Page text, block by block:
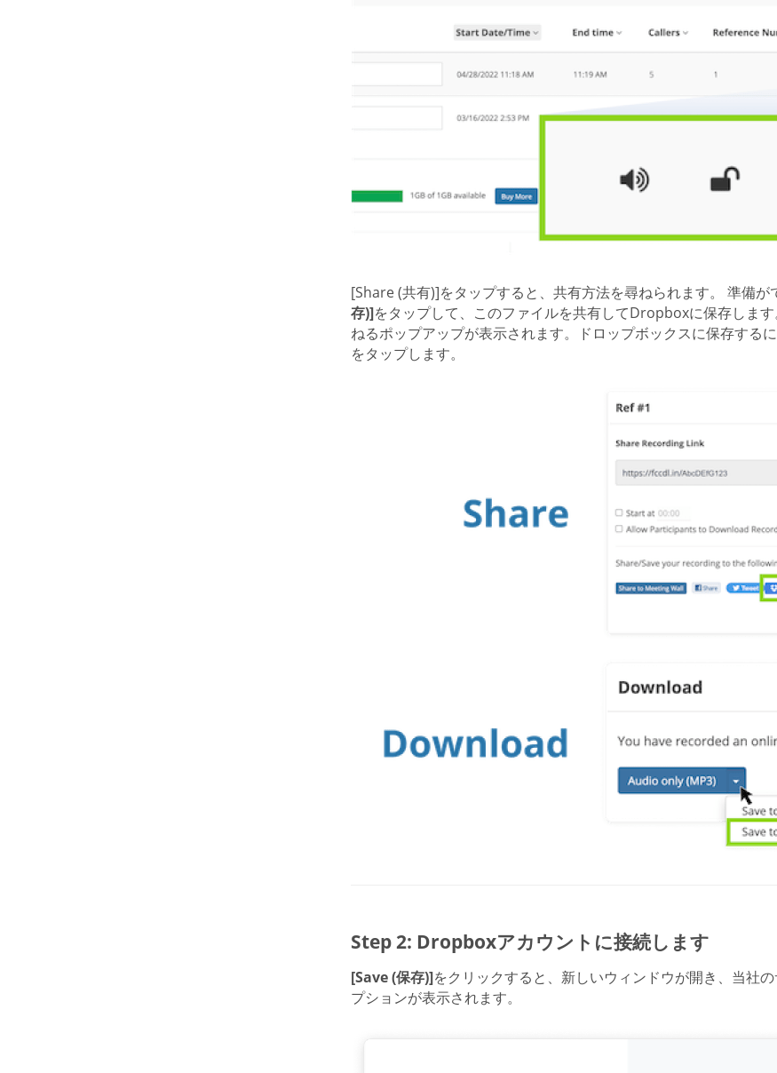
[Share (共有)]をタップすると、共有方法を尋ねられます。 準備
存)]をタップして、このファイルを共有してDropboxに保存しま
ねるポップアップが表示されます。ドロップボックスに保存するに
をタップします。
Step 2: Dropboxアカウントに接続します
[Save (保存)]をクリックすると、新しいウィンドウが開き、当社
プションが表示されます。